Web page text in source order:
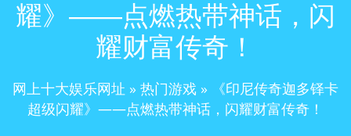
耀》——点燃热带神话，闪
耀财富传奇！
网上十大娱乐网址 » 热门游戏 »
《印尼传奇迦多铎卡
超级闪耀》——点燃热带神话，闪耀财富传奇！